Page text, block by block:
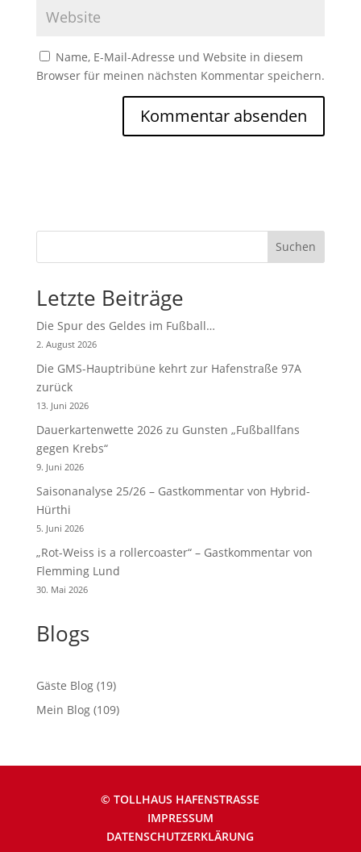
Name, E-Mail-Adresse und Website in diesem
Browser für meinen nächsten Kommentar speichern.
Suchen
Letzte Beiträge
Die Spur des Geldes im Fußball…
2. August 2026
Die GMS-Hauptribüne kehrt zur Hafenstraße 97A
zurück
13. Juni 2026
Dauerkartenwette 2026 zu Gunsten „Fußballfans
gegen Krebs“
9. Juni 2026
Saisonanalyse 25/26 – Gastkommentar von Hybrid-
Hürthi
5. Juni 2026
„Rot-Weiss is a rollercoaster“ – Gastkommentar von
Flemming Lund
30. Mai 2026
Blogs
Gäste Blog(19)
Mein Blog(109)
© TOLLHAUS HAFENSTRASSE
IMPRESSUM
DATENSCHUTZERKLÄRUNG